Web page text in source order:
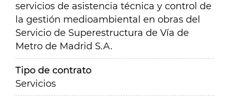
servicios de asistencia técnica y control de
la gestión medioambiental en obras del
Servicio de Superestructura de Vía de
Metro de Madrid S.A.
Tipo de contrato
Servicios